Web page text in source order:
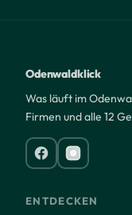
Odenwaldklick
Was läuft im
Firmen und alle 12
ENTDECKEN